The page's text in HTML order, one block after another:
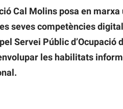
Cal Molins posa en
seves competències
Servei Públic d’Ocupació
les habilitats